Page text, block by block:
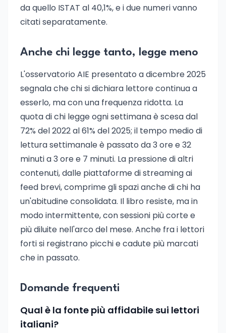
da quello ISTAT al 40,1%, e i due numeri vanno
citati separatamente.
Anche chi legge tanto, legge meno
L'osservatorio AIE presentato a dicembre 2025
segnala che chi si dichiara lettore continua a
esserlo, ma con una frequenza ridotta. La
quota di chi legge ogni settimana è scesa dal
72% del 2022 al 61% del 2025; il tempo medio di
lettura settimanale è passato da 3 ore e 32
minuti a 3 ore e 7 minuti. La pressione di altri
contenuti, dalle piattaforme di streaming ai
feed brevi, comprime gli spazi anche di chi ha
un'abitudine consolidata. Il libro resiste, ma in
modo intermittente, con sessioni più corte e
più diluite nell'arco del mese. Anche fra i lettori
forti si registrano picchi e cadute più marcati
che in passato.
Domande frequenti
Qual è la fonte più affidabile sui lettori
italiani?